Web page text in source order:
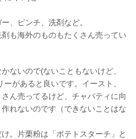
、ピンチ、洗剤など。
も海外のものもたくさん売ってい
ないので(ないこともないけど、
があると良いです。イースト、
ん売ってるけど、チャパティに向
れないのです（できないことはな
。片栗粉は「ポテトスターチ」と